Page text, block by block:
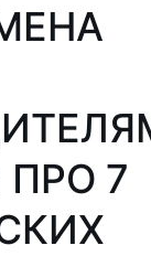
7